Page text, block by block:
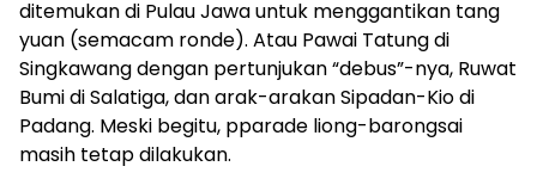
ditemukan di Pulau Jawa untuk menggantikan tang
yuan (semacam ronde). Atau Pawai Tatung di
Singkawang dengan pertunjukan “debus”-nya, Ruwat
Bumi di Salatiga, dan arak-arakan Sipadan-Kio di
Padang. Meski begitu, pparade liong-barongsai
masih tetap dilakukan.